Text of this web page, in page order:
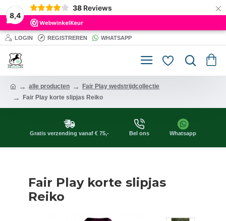
8,4
38 Reviews ×
LOGIN REGISTREREN WHATSAPP
alle producten
Fair Play wedstrijdcollectie
Fair Play korte slipjas Reiko
Gratis verzending vanaf € 75,- Bel ons Whatsapp
Fair Play korte slipjas
Reiko